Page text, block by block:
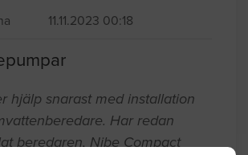
på plats sedan tidigare
63536 Ärla